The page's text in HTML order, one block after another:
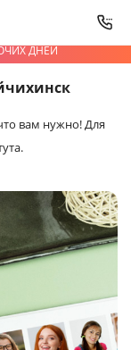
вам нужно!Для
ДНЕЙ